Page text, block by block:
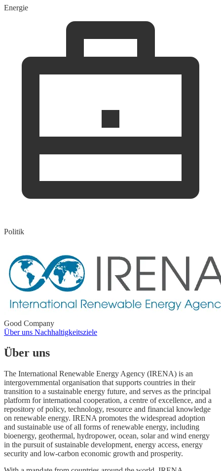
Energie
Politik
Good Company
Über uns Nachhaltigkeitsziele
Über uns
The International Renewable Energy Agency (IRENA) is an
intergovernmental organisation that supports countries in their
transition to a sustainable energy future, and serves as the principal
platform for international cooperation, a centre of excellence, and a
repository of policy, technology, resource and financial knowledge
on renewable energy. IRENA promotes the widespread adoption
and sustainable use of all forms of renewable energy, including
bioenergy, geothermal, hydropower, ocean, solar and wind energy
in the pursuit of sustainable development, energy access, energy
security and low-carbon economic growth and prosperity.